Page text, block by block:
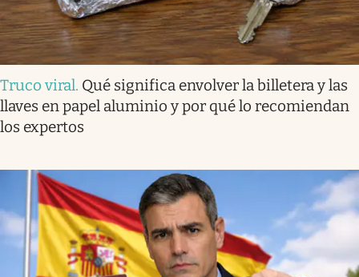
Truco viral. Qué significa envolver la billetera y las
llaves en papel aluminio y por qué lo recomiendan
los expertos